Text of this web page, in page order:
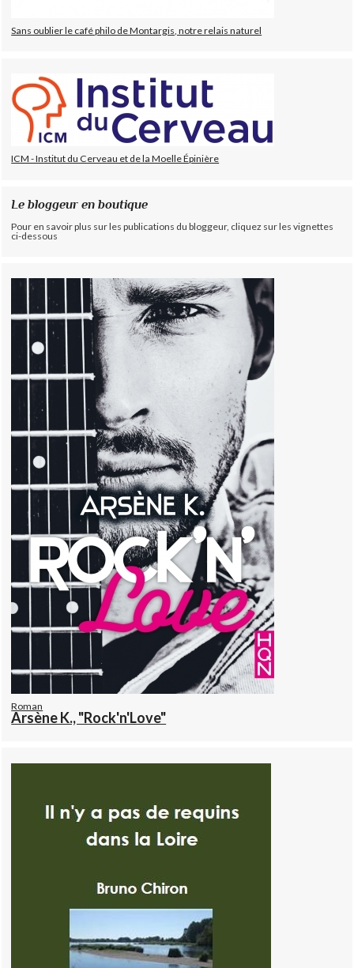
Sans oublier le café philo de Montargis, notre relais naturel
ICM - Institut du Cerveau et de la Moelle Épinière
Le bloggeur en boutique
Pour en savoir plus sur les publications du bloggeur, cliquez sur les vignettes
ci-dessous
Roman
Arsène K., "Rock'n'Love"